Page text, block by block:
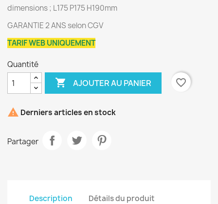
dimensions ; L175 P175 H190mm
GARANTIE 2 ANS selon CGV
TARIF WEB UNIQUEMENT
Quantité
 AJOUTER AU PANIER favorite_border
 Derniers articles en stock
Partager
Description Détails du produit